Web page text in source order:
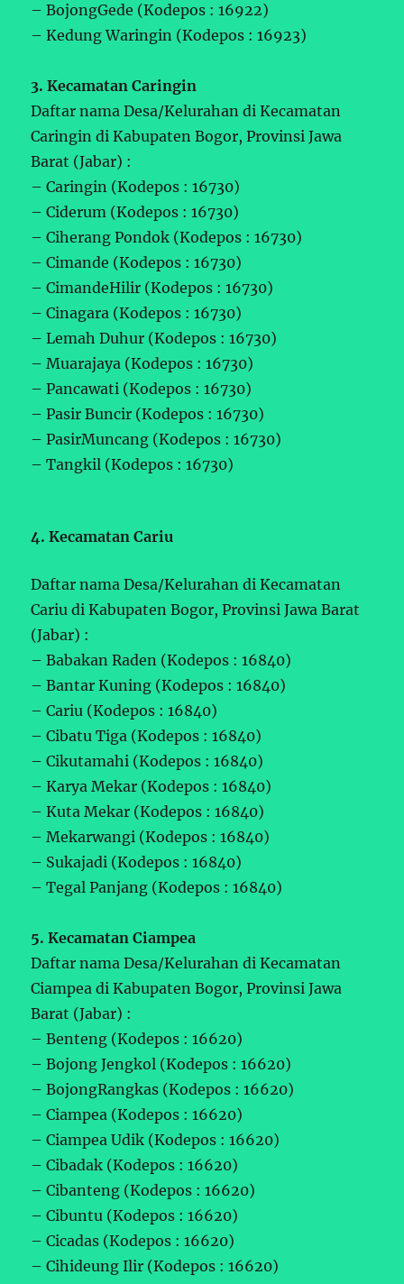
– BojongGede (Kodepos : 16922)
– Kedung Waringin (Kodepos : 16923)
3. Kecamatan Caringin
Daftar nama Desa/Kelurahan di Kecamatan
Caringin di Kabupaten Bogor, Provinsi Jawa
Barat (Jabar) :
– Caringin (Kodepos : 16730)
– Ciderum (Kodepos : 16730)
– Ciherang Pondok (Kodepos : 16730)
– Cimande (Kodepos : 16730)
– CimandeHilir (Kodepos : 16730)
– Cinagara (Kodepos : 16730)
– Lemah Duhur (Kodepos : 16730)
– Muarajaya (Kodepos : 16730)
– Pancawati (Kodepos : 16730)
– Pasir Buncir (Kodepos : 16730)
– PasirMuncang (Kodepos : 16730)
– Tangkil (Kodepos : 16730)
4. Kecamatan Cariu
Daftar nama Desa/Kelurahan di Kecamatan
Cariu di Kabupaten Bogor, Provinsi Jawa Barat
(Jabar) :
– Babakan Raden (Kodepos : 16840)
– Bantar Kuning (Kodepos : 16840)
– Cariu (Kodepos : 16840)
– Cibatu Tiga (Kodepos : 16840)
– Cikutamahi (Kodepos : 16840)
– Karya Mekar (Kodepos : 16840)
– Kuta Mekar (Kodepos : 16840)
– Mekarwangi (Kodepos : 16840)
– Sukajadi (Kodepos : 16840)
– Tegal Panjang (Kodepos : 16840)
5. Kecamatan Ciampea
Daftar nama Desa/Kelurahan di Kecamatan
Ciampea di Kabupaten Bogor, Provinsi Jawa
Barat (Jabar) :
– Benteng (Kodepos : 16620)
– Bojong Jengkol (Kodepos : 16620)
– BojongRangkas (Kodepos : 16620)
– Ciampea (Kodepos : 16620)
– Ciampea Udik (Kodepos : 16620)
– Cibadak (Kodepos : 16620)
– Cibanteng (Kodepos : 16620)
– Cibuntu (Kodepos : 16620)
– Cicadas (Kodepos : 16620)
– Cihideung Ilir (Kodepos : 16620)